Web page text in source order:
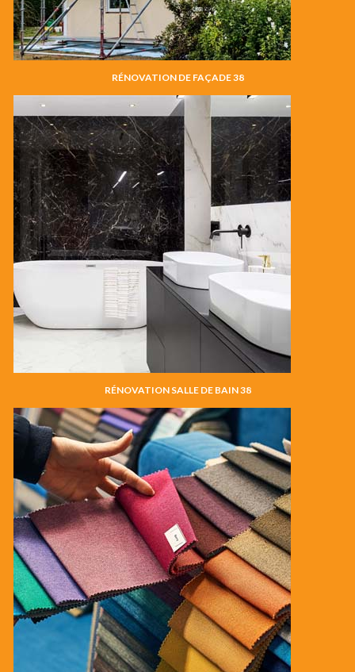
RÉNOVATION DE FAÇADE 38
RÉNOVATION SALLE DE BAIN 38